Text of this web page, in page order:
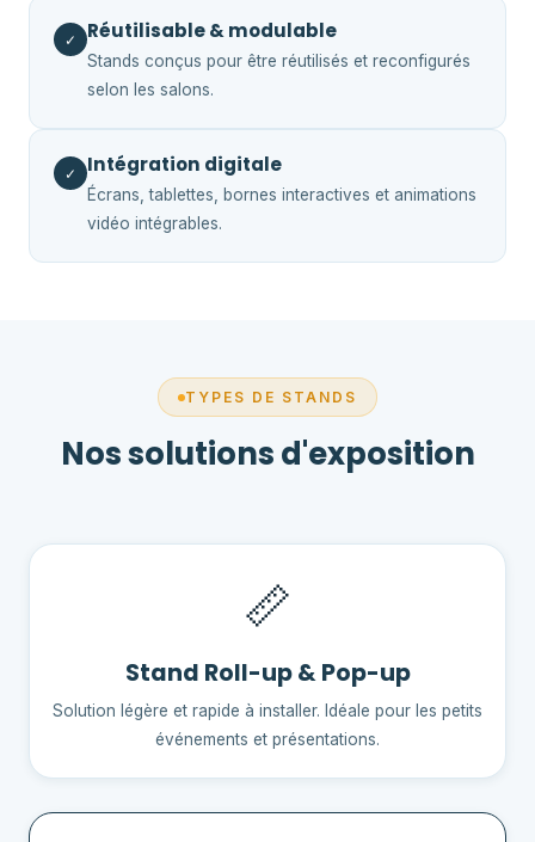
✓ Réutilisable & modulable
Stands conçus pour être réutilisés et reconfigurés
selon les salons.
✓ Intégration digitale
Écrans, tablettes, bornes interactives et animations
vidéo intégrables.
TYPES DE STANDS
Nos solutions d'exposition
📏
Stand Roll-up & Pop-up
Solution légère et rapide à installer. Idéale pour les petits
événements et présentations.